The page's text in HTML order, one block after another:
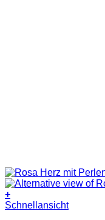
+
Dieses
Schnellansicht